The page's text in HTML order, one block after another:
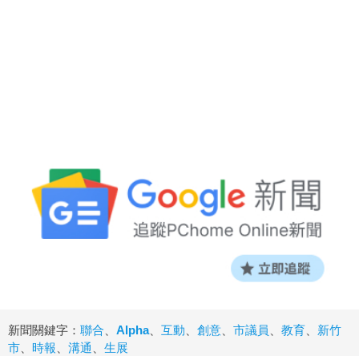
新聞關鍵字： 聯合、 Alpha、 互動、 創意、 市議員 、 教育、 新竹
市、 時報、 溝通 、 生展